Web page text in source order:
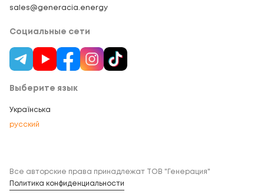
sales@generacia.energy
Социальные сети
Выберите язык
Українська
русский
Все авторские права принадлежат ТОВ "Генерация"
Политика конфиденциальности